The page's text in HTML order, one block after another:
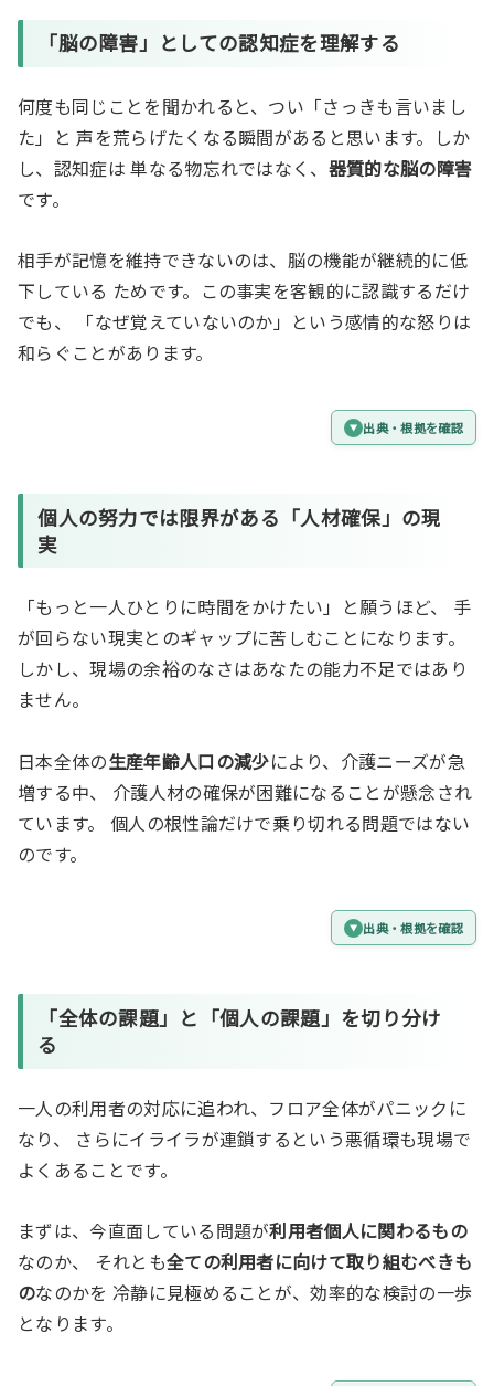
「脳の障害」としての認知症を理解する
何度も同じことを聞かれると、つい「さっきも言いまし
た」と 声を荒らげたくなる瞬間があると思います。しか
し、認知症は 単なる物忘れではなく、 器質的な脳の障害
です。
相手が記憶を維持できないのは、脳の機能が継続的に低
下している ためです。この事実を客観的に認識するだけ
でも、 「なぜ覚えていないのか」という感情的な怒りは
和らぐことがあります。
出典・根拠を確認
個人の努力では限界がある「人材確保」の現
実
「もっと一人ひとりに時間をかけたい」と願うほど、 手
が回らない現実とのギャップに苦しむことになります。
しかし、現場の余裕のなさはあなたの能力不足ではあり
ません。
日本全体の生産年齢人口の減少により、介護ニーズが急
増する中、 介護人材の確保が困難になることが懸念され
ています。 個人の根性論だけで乗り切れる問題ではない
のです。
出典・根拠を確認
「全体の課題」と「個人の課題」を切り分け
る
一人の利用者の対応に追われ、フロア全体がパニックに
なり、 さらにイライラが連鎖するという悪循環も現場で
よくあることです。
まずは、今直面している問題が利用者個人に関わるもの
なのか、 それとも全ての利用者に向けて取り組むべきも
のなのかを 冷静に見極めることが、効率的な検討の一歩
となります。